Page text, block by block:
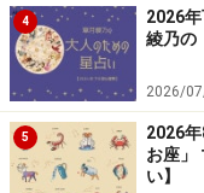
2024年5月13日の運勢
小さなことにはこ
プ。
＞【2024年上半期の
4
2026
綾乃の
2026/
5
2026
お座」
い】